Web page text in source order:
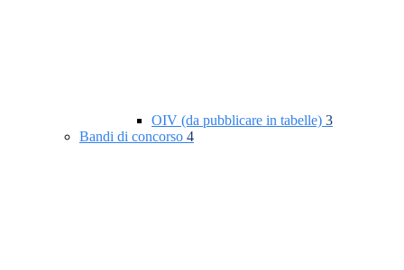
OIV (da pubblicare in tabelle) 3
Bandi di concorso 4